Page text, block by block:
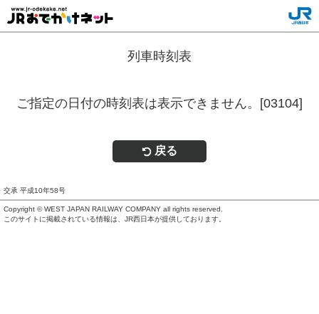
列車時刻表
ご指定の日付の時刻表は表示できません。[03104]
戻る
交承 平成10年58号
Copyright © WEST JAPAN RAILWAY COMPANY all rights reserved.
このサイトに掲載されている情報は、JR西日本が提供しております。